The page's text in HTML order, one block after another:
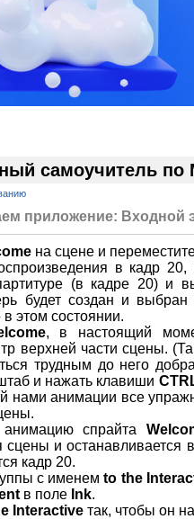
самоучитель по
приложение: Входной
на сцене и
в кадр
(в кадре 20) и
будет создан и
этом состоянии.
, в настоящий
верхней части сцены.
трудным до него
и нажать клавиши
нами анимации все
спрайта
сцены и
кадр 20.
с именемto the
в поле Ink.
Interactive так, чтобы он